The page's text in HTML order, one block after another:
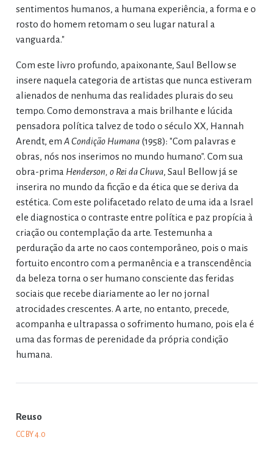
sentimentos humanos, a humana experiência, a forma e o
rosto do homem retomam o seu lugar natural a
vanguarda."
Com este livro profundo, apaixonante, Saul Bellow se
insere naquela categoria de artistas que nunca estiveram
alienados de nenhuma das realidades plurais do seu
tempo. Como demonstrava a mais brilhante e lúcida
pensadora política talvez de todo o século XX, Hannah
Arendt, em A Condição Humana(1958): "Com palavras e
obras, nós nos inserimos no mundo humano". Com sua
obra-prima Henderson, o Rei da Chuva, Saul Bellow já se
inserira no mundo da ficção e da ética que se deriva da
estética. Com este polifacetado relato de uma ida a Israel
ele diagnostica o contraste entre política e paz propícia à
criação ou contemplação da arte. Testemunha a
perduração da arte no caos contemporâneo, pois o mais
fortuito encontro com a permanência e a transcendência
da beleza torna o ser humano consciente das feridas
sociais que recebe diariamente ao ler no jornal
atrocidades crescentes. A arte, no entanto, precede,
acompanha e ultrapassa o sofrimento humano, pois ela é
uma das formas de perenidade da própria condição
humana.
Reuso
CC BY 4.0